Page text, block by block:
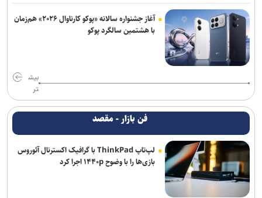
آغاز جشنواره سالانه «پوکو کارناوال ۲۰۲۶» هم‌زمان
با هشتمین سالگرد پوکو
بیش
تر
فن بازار - مقصد
لپ‌تاپ ThinkPad با گرافیک اکسترنال آئوروس
بازی‌ها را با وضوح ۱۴۴۰p اجرا کرد